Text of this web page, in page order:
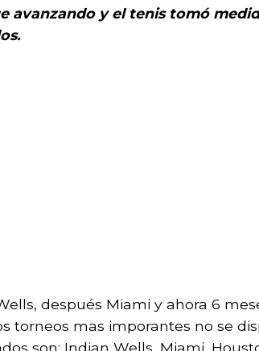
avanzando y el tenis tomó
después Miami y ahora 6
torneos mas imporantes no se
son: Indian Wells, Miami